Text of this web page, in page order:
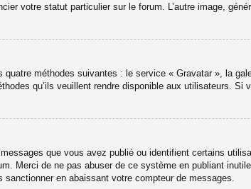
votre statut particulier sur le forum. L’autre image,
méthodes suivantes : le service « Gravatar », la
qu’ils veuillent rendre disponible aux utilisateurs. Si
que vous avez publié ou identifient certains
Merci de ne pas abuser de ce système en publiant
en abaissant votre compteur de messages.